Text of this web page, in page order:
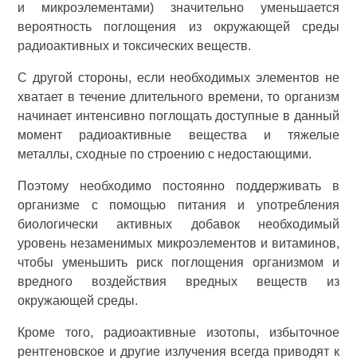
и микроэлементами) значительно уменьшается
вероятность поглощения из окружающей среды
радиоактивных и токсических веществ.
С другой стороны, если необходимых элементов не
хватает в течение длительного времени, то организм
начинает интенсивно поглощать доступные в данный
момент радиоактивные вещества и тяжелые
металлы, сходные по строению с недостающими.
Поэтому необходимо постоянно поддерживать в
организме с помощью питания и употребления
биологически активных добавок необходимый
уровень незаменимых микроэлементов и витаминов,
чтобы уменьшить риск поглощения организмом и
вредного воздействия вредных веществ из
окружающей среды.
Кроме того, радиоактивные изотопы, избыточное
рентгеновское и другие излучения всегда приводят к